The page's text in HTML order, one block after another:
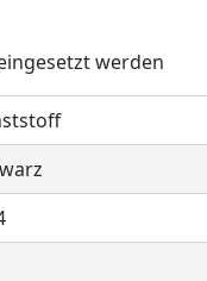
werden